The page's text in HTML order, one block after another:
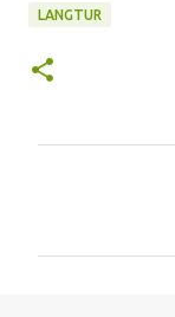
LANGTUR